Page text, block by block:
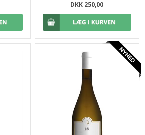
DKK 250,00